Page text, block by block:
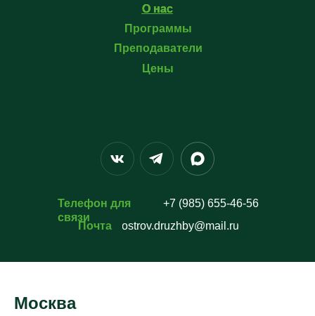
Цены
Преподаватели
Программы
О нас
О нас
Почта
Телефон для
связи
+7 (985) 655-46-56
ostrov.druzhby@mail.ru
Москва